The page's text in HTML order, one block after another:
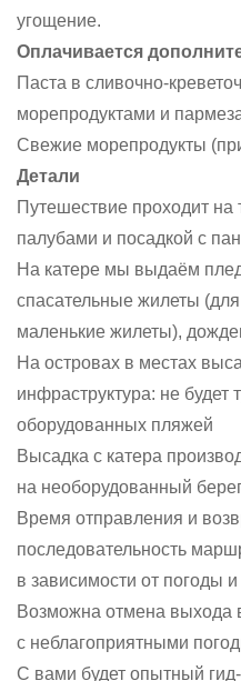
угощение.
Оплачивается
Паста в сливочно-
морепродуктами и
Свежие морепродукты
Детали
Путешествие проходит
палубами и посадкой с
На катере мы выдаём
спасательные жилеты
маленькие жилеты),
На островах в местах
инфраструктура: не будет
оборудованных пляжей
Высадка с катера
на необорудованный
Время отправления и
последовательность
в зависимости от погоды
Возможна отмена выхода
с неблагоприятными
С вами будет опытный